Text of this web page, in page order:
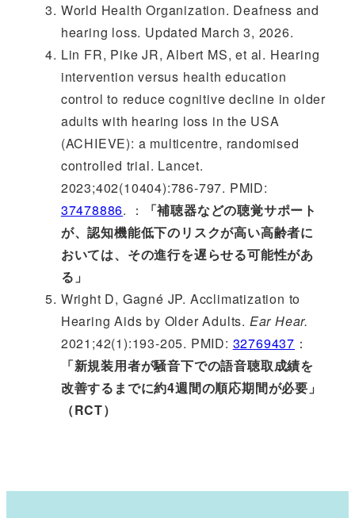
World Health Organization. Deafness and
hearing loss. Updated March 3, 2026.
Lin FR, Pike JR, Albert MS, et al. Hearing
intervention versus health education
control to reduce cognitive decline in older
adults with hearing loss in the USA
(ACHIEVE): a multicentre, randomised
controlled trial. Lancet.
2023;402(10404):786-797. PMID:
37478886. ：
「補聴器などの聴覚サポート
が、認知機能低下のリスクが高い高齢者に
おいては、その進行を遅らせる可能性があ
る」
Wright D, Gagné JP. Acclimatization to
Hearing Aids by Older Adults. Ear Hear.
2021;42(1):193-205. PMID: 32769437 ：
「新規装用者が騒音下での語音聴取成績を
改善するまでに約4週間の順応期間が必要」
（RCT）